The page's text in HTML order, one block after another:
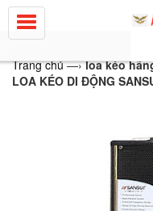
Trang chủ—› loa kéo
LOA KÉO DI ĐỘNG